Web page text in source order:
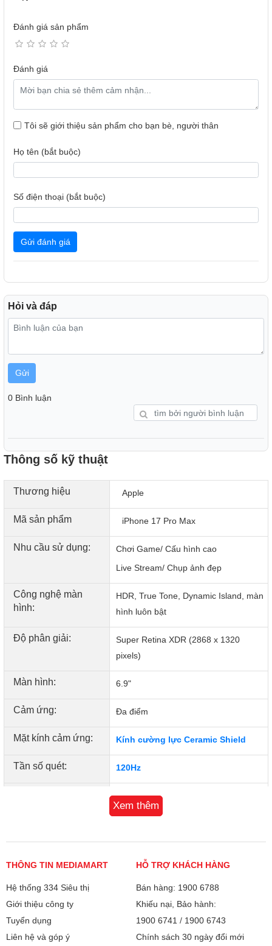
Đánh giá sản phẩm
Đánh giá
Tôi sẽ giới thiệu sản phẩm cho bạn bè, người thân
Họ tên (bắt buộc)
Số điện thoại (bắt buộc)
Gửi đánh giá
Hỏi và đáp
Gửi
0 Bình luận
Thông số kỹ thuật
Thương hiệu Apple
Mã sản phẩm iPhone 17 Pro Max
Nhu cầu sử dụng:
Chơi Game/ Cấu hình cao
Live Stream/ Chụp ảnh đẹp
Công nghệ màn
hình:
HDR, True Tone, Dynamic Island, màn
hình luôn bật
Độ phân giải:
Super Retina XDR (2868 x 1320
pixels)
Màn hình: 6.9"
Cảm ứng: Đa điểm
Mặt kính cảm ứng: Kính cường lực Ceramic Shield
Tần số quét: 120Hz
iOS 26
RAM: 12GB
Bộ nhớ: 512 GB
Xem thêm
THÔNG TIN MEDIAMART
Hệ thống 334 Siêu thị
Giới thiệu công ty
Tuyển dụng
Liên hệ và góp ý
HỖ TRỢ KHÁCH HÀNG
Bán hàng: 1900 6788
Khiếu nại, Bảo hành:
1900 6741 / 1900 6743
Chính sách 30 ngày đổi mới